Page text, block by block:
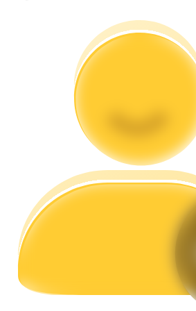
بما في ذلك المعلومات التجارية، وما
مرشد